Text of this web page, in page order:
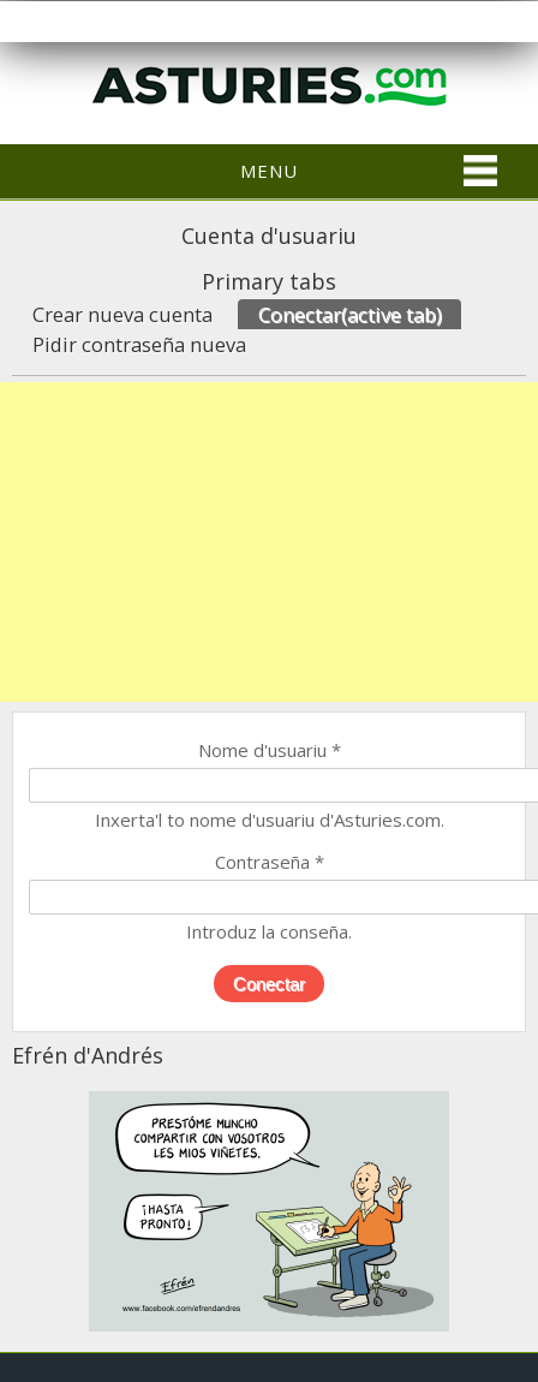
MENU
Cuenta d'usuariu
Primary tabs
Crear nueva cuenta Conectar(active tab)
Pidir contraseña nueva
Nome d'usuariu *
Inxerta'l to nome d'usuariu d'Asturies.com.
Contraseña *
Introduz la conseña.
Efrén d'Andrés